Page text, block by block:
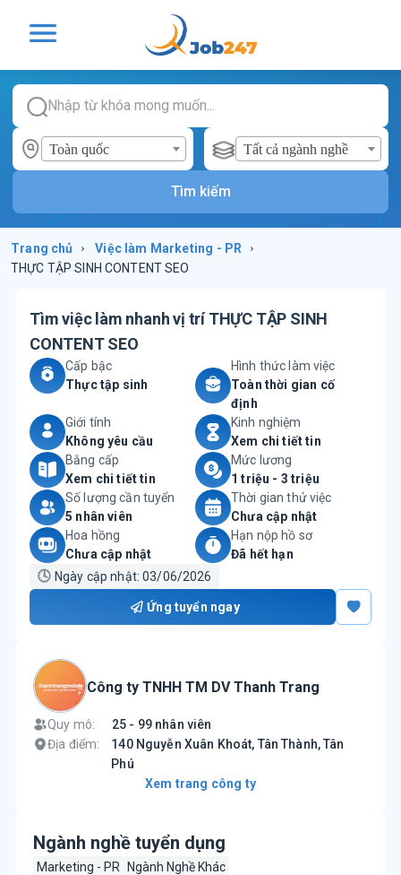
Toàn quốc Tất cả ngành nghề
Tìm kiếm
Trang chủ › Việc làm Marketing - PR ›
THỰC TẬP SINH CONTENT SEO
Tìm việc làm nhanh vị tríTHỰC TẬP SINH
CONTENT SEO
Cấp bậc
Thực tập sinh
Hình thức làm việc
Toàn thời gian cố
định
Giới tính
Không yêu cầu
Kinh nghiệm
Xem chi tiết tin
Bằng cấp
Xem chi tiết tin
Mức lương
1 triệu - 3 triệu
Số lượng cần tuyển
5 nhân viên
Thời gian thử việc
Chưa cập nhật
Hoa hồng
Chưa cập nhật
Hạn nộp hồ sơ
Đã hết hạn
🕓 Ngày cập nhật:03/06/2026
Ứng tuyển ngay
Công ty TNHH TM DV Thanh Trang
Quy mô:
25 - 99 nhân viên
Địa điểm:
140 Nguyễn Xuân Khoát, Tân Thành, Tân
Phú
Xem trang công ty
Ngành nghề tuyển dụng
Marketing - PR Ngành Nghề Khác